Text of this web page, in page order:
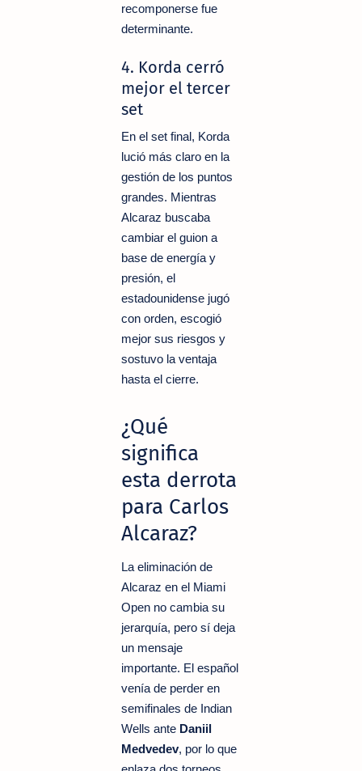
recomponerse fue
determinante.
4. Korda cerró
mejor el tercer
set
En el set final, Korda
lució más claro en la
gestión de los puntos
grandes. Mientras
Alcaraz buscaba
cambiar el guion a
base de energía y
presión, el
estadounidense jugó
con orden, escogió
mejor sus riesgos y
sostuvo la ventaja
hasta el cierre.
¿Qué
significa
esta derrota
para Carlos
Alcaraz?
La eliminación de
Alcaraz en el Miami
Open no cambia su
jerarquía, pero sí deja
un mensaje
importante. El español
venía de perder en
semifinales de Indian
Wells ante Daniil
Medvedev, por lo que